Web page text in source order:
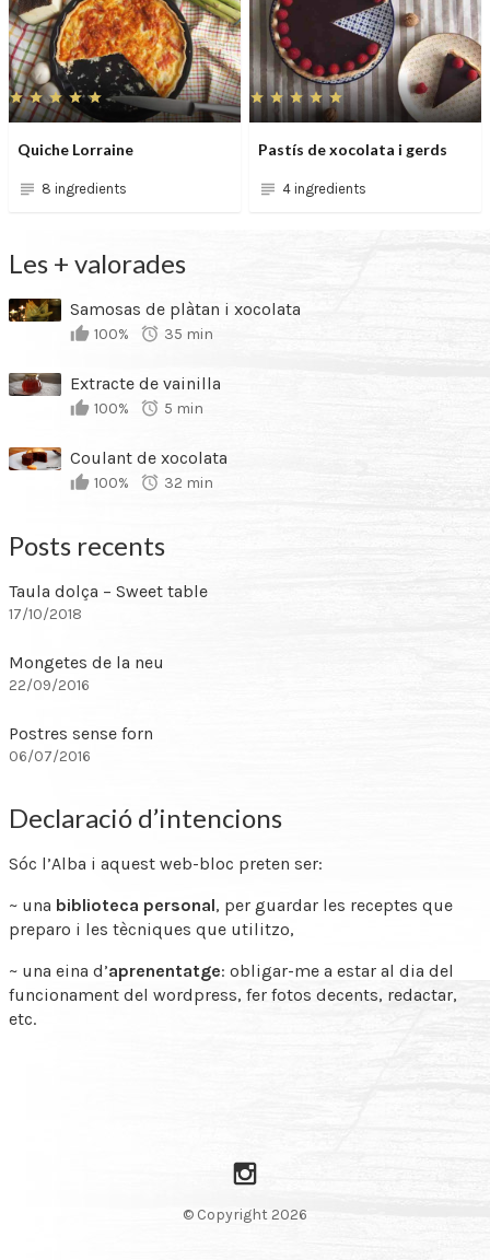
Quiche Lorraine
8 ingredients
Pastís de xocolata i gerds
4 ingredients
Les + valorades
Samosas de plàtan i xocolata
100% 35 min
Extracte de vainilla
100% 5 min
Coulant de xocolata
100% 32 min
Posts recents
Taula dolça – Sweet table
17/10/2018
Mongetes de la neu
22/09/2016
Postres sense forn
06/07/2016
Declaració d’intencions
Sóc l’Alba i aquest web-bloc preten ser:
~ una biblioteca personal, per guardar les receptes que
preparo i les tècniques que utilitzo,
~ una eina d’aprenentatge: obligar-me a estar al dia del
funcionament del wordpress, fer fotos decents, redactar,
etc.
© Copyright 2026